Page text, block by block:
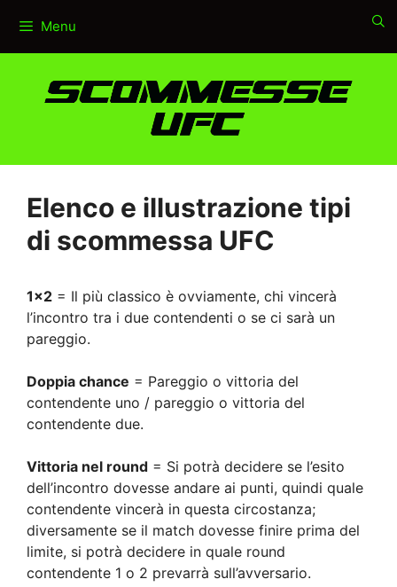
contenuto
Menu
Elenco e illustrazione tipi
di scommessa UFC
1×2 = Il più classico è ovviamente, chi vincerà
l’incontro tra i due contendenti o se ci sarà un
pareggio.
Doppia chance = Pareggio o vittoria del
contendente uno / pareggio o vittoria del
contendente due.
Vittoria nel round = Si potrà decidere se l’esito
dell’incontro dovesse andare ai punti, quindi quale
contendente vincerà in questa circostanza;
diversamente se il match dovesse finire prima del
limite, si potrà decidere in quale round
contendente 1 o 2 prevarrà sull’avversario.